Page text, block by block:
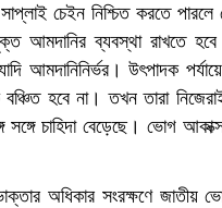
সাপ্লাই চেইন নিশ্চিত করতে
আমদানির ব্যবস্থা রাখতে
আমদানিনির্ভর। উৎপাদক
হবে না। তখন তারা
চাহিদা বেড়েছে। ভোগ
অধিকার সংরক্ষণে জাতীয়